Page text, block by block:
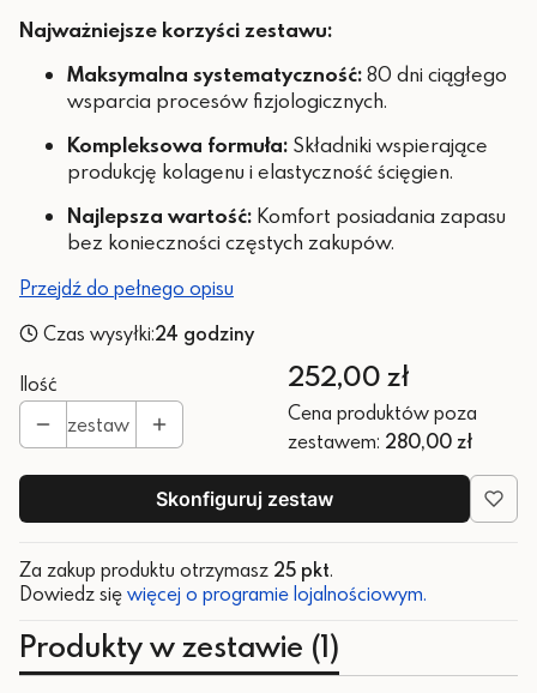
Najważniejsze korzyści zestawu:
Maksymalna systematyczność:80 dni ciągłego
wsparcia procesów fizjologicznych.
Kompleksowa formuła: Składniki wspierające
produkcję kolagenu i elastyczność ścięgien.
Najlepsza wartość: Komfort posiadania zapasu
bez konieczności częstych zakupów.
Przejdź do pełnego opisu
Czas wysyłki:24 godziny
Ilość
zestaw
Cena
252,00 zł
Cena produktów poza
zestawem: 280,00 zł
Skonfiguruj zestaw
Za zakup produktu otrzymasz 25 pkt.
Dowiedz się więcej o programie lojalnościowym.
Produkty w zestawie (1)